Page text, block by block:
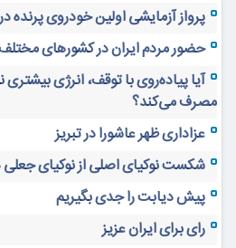
پرواز آزمایشی اولین خودروی پرنده
حضور مردم ایران در کشورهای
آیا پیاده‌روی با توقف، انرژی
مصرف می‌کند؟
عزاداری ظهر عاشورا در تبریز
شکست نوکیای اصلی از نوکیای جعلی
پیش دیابت را جدی بگیریم
رای برای ایران عزیز